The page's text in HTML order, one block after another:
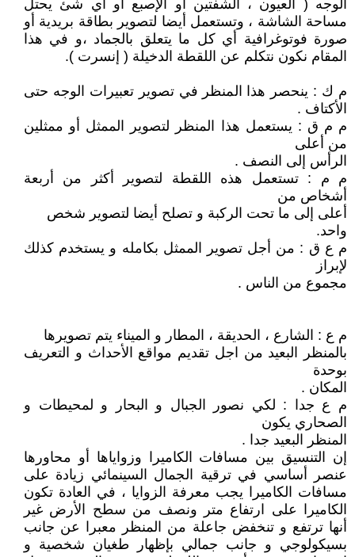
الوجه ( العيون ، الشفتين أو الإصبع أو أي شئ يحتل
مساحة الشاشة ، وتستعمل أيضا لتصوير بطاقة بريدية أو
صورة فوتوغرافية أي كل ما يتعلق بالجماد ،و في هذا
المقام نكون نتكلم عن اللقطة الدخيلة ( إنسرت ).
م ك : ينحصر هذا المنظر في تصوير تعبيرات الوجه حتى
الأكتاف .
م م ق : يستعمل هذا المنظر لتصوير الممثل أو ممثلين
من أعلى
الرأس إلى النصف .
م م : تستعمل هذه اللقطة لتصوير أكثر من أربعة
أشخاص من
أعلى إلى ما تحت الركبة و تصلح أيضا لتصوير شخص
واحد.
م ع ق : من أجل تصوير الممثل بكامله و يستخدم كذلك
لإبراز
مجموع من الناس .
م ع : الشارع ، الحديقة ، المطار و الميناء يتم تصويرها
بالمنظر البعيد من اجل تقديم مواقع الأحداث و التعريف
بوحدة
المكان .
م ع جدا : لكي نصور الجبال و البحار و لمحيطات و
الصحاري يكون
المنظر البعيد جدا .
إن التنسيق بين مسافات الكاميرا وزواياها أو محاورها
عنصر أساسي في ترقية الجمال السينمائي زيادة على
مسافات الكاميرا يجب معرفة الزوايا ، في العادة تكون
الكاميرا على ارتفاع متر ونصف من سطح الأرض غير
أنها ترتفع و تنخفض جاعلة من المنظر معبرا عن جانب
بسيكولوجي و جانب جمالي بإظهار طغيان شخصية و